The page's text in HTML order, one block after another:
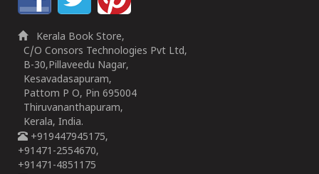
Kerala Book Store,
C/O Consors Technologies Pvt Ltd,
B-30,Pillaveedu Nagar,
Kesavadasapuram,
Pattom P O, Pin 695004
Thiruvananthapuram,
Kerala, India.
+919447945175,
+91471-2554670,
+91471-4851175